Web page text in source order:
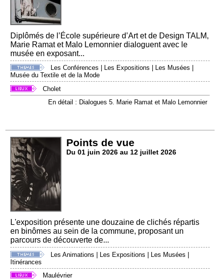
Diplômés de l’École supérieure d’Art et de Design TALM,
Marie Ramat et Malo Lemonnier dialoguent avec le
musée en exposant...
Les Conférences Les Expositions Les Musées
Musée du Textile et de la Mode
Cholet
En détail : Dialogues 5. Marie Ramat et Malo Lemonnier
Points de vue
Du 01 juin 2026 au 12 juillet 2026
L'exposition présente une douzaine de clichés répartis
en binômes au sein de la commune, proposant un
parcours de découverte de...
Les Animations Les Expositions Les Musées
Itinérances
Maulévrier